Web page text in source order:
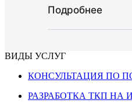
Подробнее
ВИДЫ УСЛУГ
КОНСУЛЬТАЦИЯ ПО
РАЗРАБОТКА ТКП НА